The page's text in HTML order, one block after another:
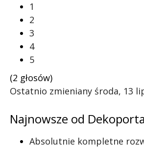
1
2
3
4
5
(2 głosów)
Ostatnio zmieniany środa, 13
Najnowsze od
Absolutnie kompletne